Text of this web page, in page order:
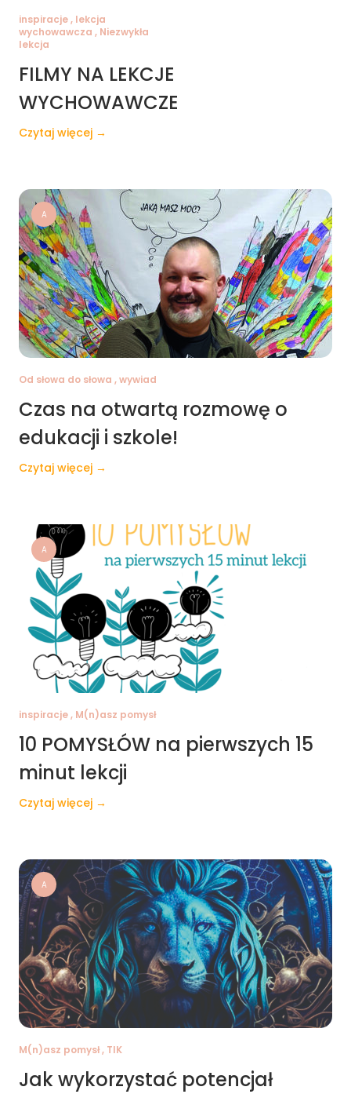
inspiracje , lekcja
wychowawcza , Niezwykła
lekcja
FILMY NA LEKCJE
WYCHOWAWCZE
Czytaj więcej →
A
Od słowa do słowa , wywiad
Czas na otwartą rozmowę o
edukacji i szkole!
Czytaj więcej →
A
inspiracje , M(n)asz pomysł
10 POMYSŁÓW na pierwszych 15
minut lekcji
Czytaj więcej →
A
M(n)asz pomysł , TIK
Jak wykorzystać potencjał